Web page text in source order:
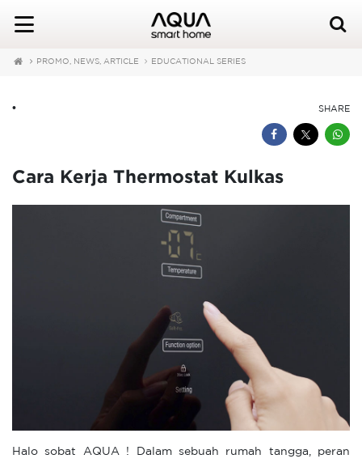
PROMO, NEWS, ARTICLE EDUCATIONAL SERIES
SHARE
•
Cara Kerja Thermostat Kulkas
Halo sobat AQUA ! Dalam sebuah rumah tangga, peran